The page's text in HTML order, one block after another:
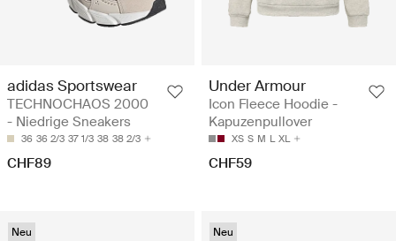
adidas Sportswear
TECHNOCHAOS 2000
- Niedrige Sneakers
36 36 2/3 37 1/3 38 38 2/3
CHF89
Under Armour
Icon Fleece Hoodie -
Kapuzenpullover
XS S M L XL
CHF59
Neu Neu